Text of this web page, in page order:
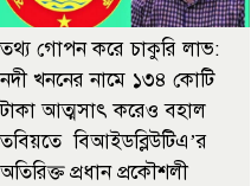
তথ্য গোপন করে চাকুরি লাভ:
নদী খননের নামে ১৩৪ কোটি
টাকা আত্মসাৎ করেও বহাল
তবিয়তে বিআইডব্লিউটিএ’র
অতিরিক্ত প্রধান প্রকৌশলী